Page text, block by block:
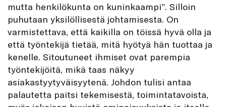
mutta henkilökunta on kuninkaampi”. Silloin
puhutaan yksilöllisestä johtamisesta. On
varmistettava, että kaikilla on töissä hyvä olla ja
että työntekijä tietää, mitä hyötyä hän tuottaa ja
kenelle. Sitoutuneet ihmiset ovat parempia
työntekijöitä, mikä taas näkyy
asiakastyytyväisyytenä. Johdon tulisi antaa
palautetta paitsi tekemisestä, toimintatavoista,